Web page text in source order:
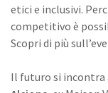
etici e inclusivi.
competitivo è
Scopri di più
Il futuro si incontra